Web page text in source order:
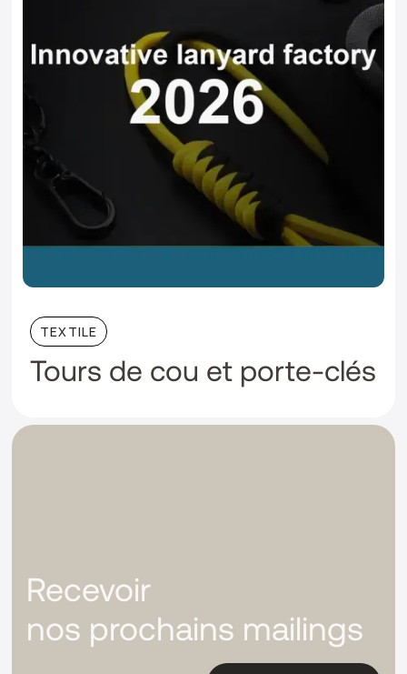
TEXTILE
Tours de cou et porte-clés
Recevoir
nos prochains mailings